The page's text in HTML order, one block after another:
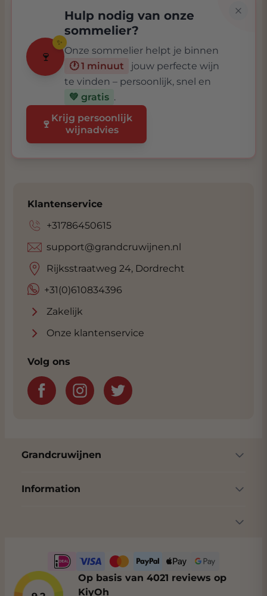
🍷
✨
Hulp nodig van onze
sommelier?
Onze sommelier helpt je binnen
🕐 1 minuut
jouw perfecte wijn
te vinden – persoonlijk, snel en
💚 gratis .
🍷 Krijg persoonlijk
wijnadvies
Klantenservice
+31786450615
+31(0)610834396
support@grandcruwijnen.nl
Rijksstraatweg 24, Dordrecht
Zakelijk
Onze klantenservice
Volg ons
Grandcruwijnen
Information
Op basis van 4021 reviews op
KiyOh